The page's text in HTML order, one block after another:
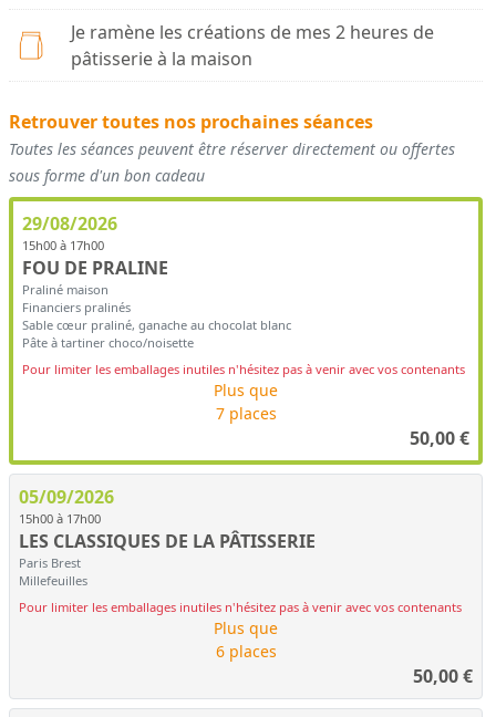
Je ramène les créations de mes 2 heures de
pâtisserie à la maison
Retrouver toutes nos prochaines séances
Toutes les séances peuvent être réserver directement ou offertes
sous forme d'un bon cadeau
29/08/2026
15h00 à 17h00
FOU DE PRALINE
Praliné maison
Financiers pralinés
Sable cœur praliné, ganache au chocolat blanc
Pâte à tartiner choco/noisette
Pour limiter les emballages inutiles n'hésitez pas à venir avec vos contenants
Plus que
7 places
50,00€
05/09/2026
15h00 à 17h00
LES CLASSIQUES DE LA PÂTISSERIE
Paris Brest
Millefeuilles
Pour limiter les emballages inutiles n'hésitez pas à venir avec vos contenants
Plus que
6 places
50,00€